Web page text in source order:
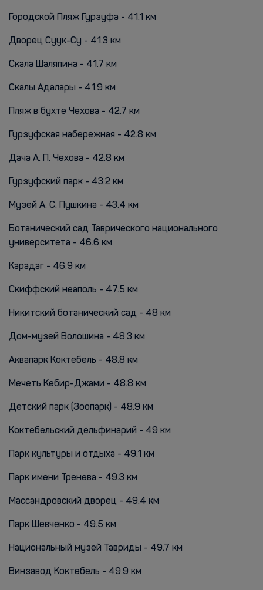
Городской Пляж Гурзуфа - 41.1 км
Дворец Суук-Су - 41.3 км
Скала Шаляпина - 41.7 км
Скалы Адалары - 41.9 км
Пляж в бухте Чехова - 42.7 км
Гурзуфская набережная - 42.8 км
Дача А. П. Чехова - 42.8 км
Гурзуфский парк - 43.2 км
Музей А. С. Пушкина - 43.4 км
Ботанический сад Таврического национального
университета - 46.6 км
Карадаг - 46.9 км
Скиффский неаполь - 47.5 км
Никитский ботанический сад - 48 км
Дом-музей Волошина - 48.3 км
Аквапарк Коктебель - 48.8 км
Мечеть Кебир-Джами - 48.8 км
Детский парк (Зоопарк) - 48.9 км
Коктебельский дельфинарий - 49 км
Парк культуры и отдыха - 49.1 км
Парк имени Тренева - 49.3 км
Массандровский дворец - 49.4 км
Парк Шевченко - 49.5 км
Национальный музей Тавриды - 49.7 км
Винзавод Коктебель - 49.9 км